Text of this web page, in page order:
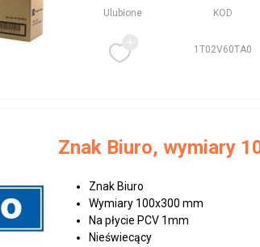
Ulubione KOD
1T02V60TA0
Znak Biuro, wymiary
Znak Biuro
Wymiary 100x300 mm
Na płycie PCV 1mm
Nieświecący